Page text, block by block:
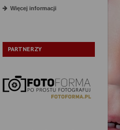
Więcej informacji
PARTNERZY